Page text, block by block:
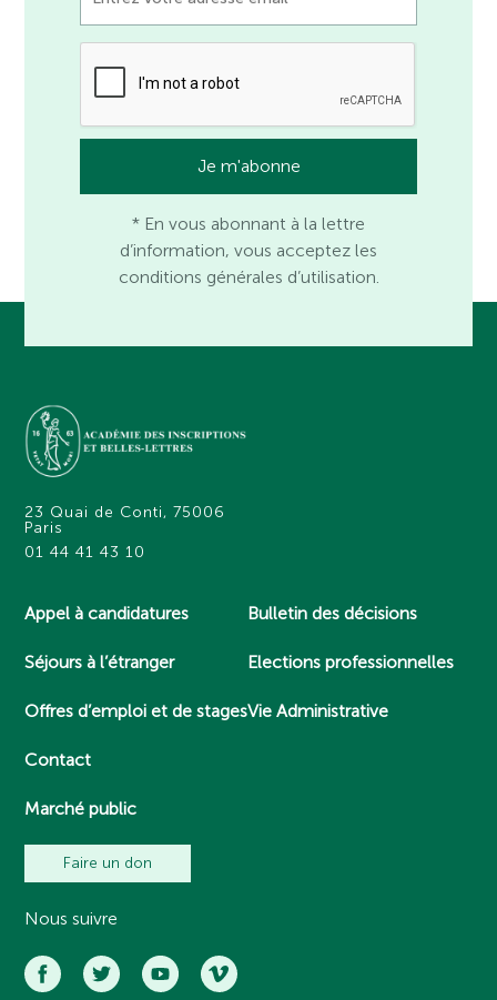
* En vous abonnant à la lettre
d’information, vous acceptez les
conditions générales d’utilisation.
23 Quai de Conti, 75006
Paris
01 44 41 43 10
Appel à candidatures
Séjours à l’étranger
Offres d’emploi et de stages
Contact
Marché public
Bulletin des décisions
Elections professionnelles
Vie Administrative
Faire un don
Nous suivre